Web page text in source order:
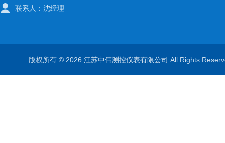
联系人：沈经理
版权所有 © 2026 江苏中伟测控仪表有限公司 All Rights